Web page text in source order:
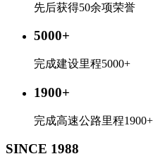
先后获得50余项荣誉
5000+
完成建设里程5000+
1900+
完成高速公路里程1900+
SINCE 1988